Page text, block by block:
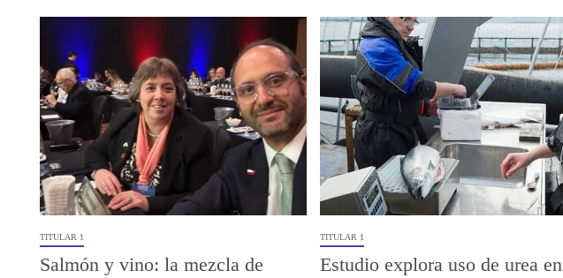
TITULAR 1
Salmón y vino: la mezcla de
TITULAR 1
Estudio explora uso de urea en